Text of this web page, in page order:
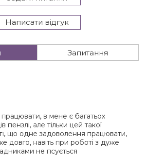
Написати відгук
Запитання
в мене є багатьох
пензлі, але тільки цей такої
що одне задоволення працювати,
довго, навіть при роботі з дуже
не псується